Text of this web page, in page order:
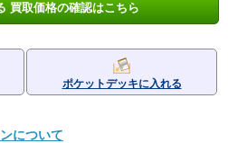
買取価格の確認はこちら
ポケットデッキに入れる
について